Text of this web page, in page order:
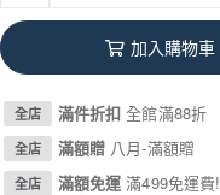
加入購物車
全店 滿件折扣全館滿88折
全店 滿額贈 八月-滿額贈
全店 滿額免運滿499免運費!